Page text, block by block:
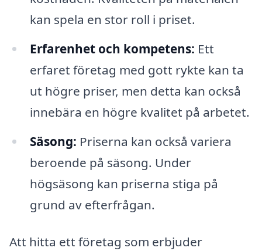
kan spela en stor roll i priset.
Erfarenhet och kompetens: Ett
erfaret företag med gott rykte kan ta
ut högre priser, men detta kan också
innebära en högre kvalitet på arbetet.
Säsong: Priserna kan också variera
beroende på säsong. Under
högsäsong kan priserna stiga på
grund av efterfrågan.
Att hitta ett företag som erbjuder